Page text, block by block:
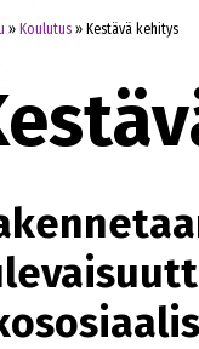
» Koulutus » Kestävä kehitys